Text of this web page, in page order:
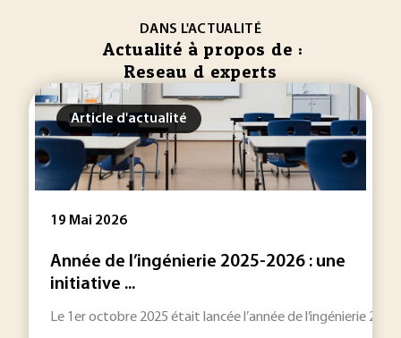
DANS L'ACTUALITÉ
Actualité à propos de :
Reseau d experts
Article d'actualité
19 Mai 2026
Année de l’ingénierie 2025-2026 : une
initiative ...
Le 1er octobre 2025 était lancée l’année de l’ingénierie